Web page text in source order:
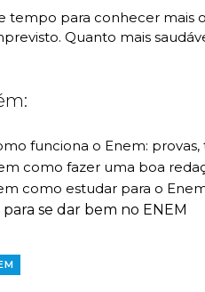
tempo para conhecer mais
Quanto mais
funciona o Enem: provas,
como fazer uma boa
como estudar para o
para se dar bem no ENEM